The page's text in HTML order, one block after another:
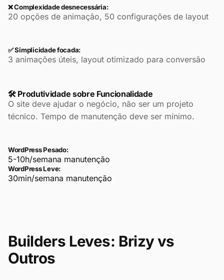
❌ Complexidade desnecessária:
20 opções de animação, 50 configurações de layout
✅ Simplicidade focada:
3 animações úteis, layout otimizado para conversão
🛠️ Produtividade sobre Funcionalidade
O site deve ajudar o negócio, não ser um projeto
técnico. Tempo de manutenção deve ser mínimo.
WordPress Pesado:
5-10h/semana manutenção
WordPress Leve:
30min/semana manutenção
Builders Leves: Brizy vs
Outros